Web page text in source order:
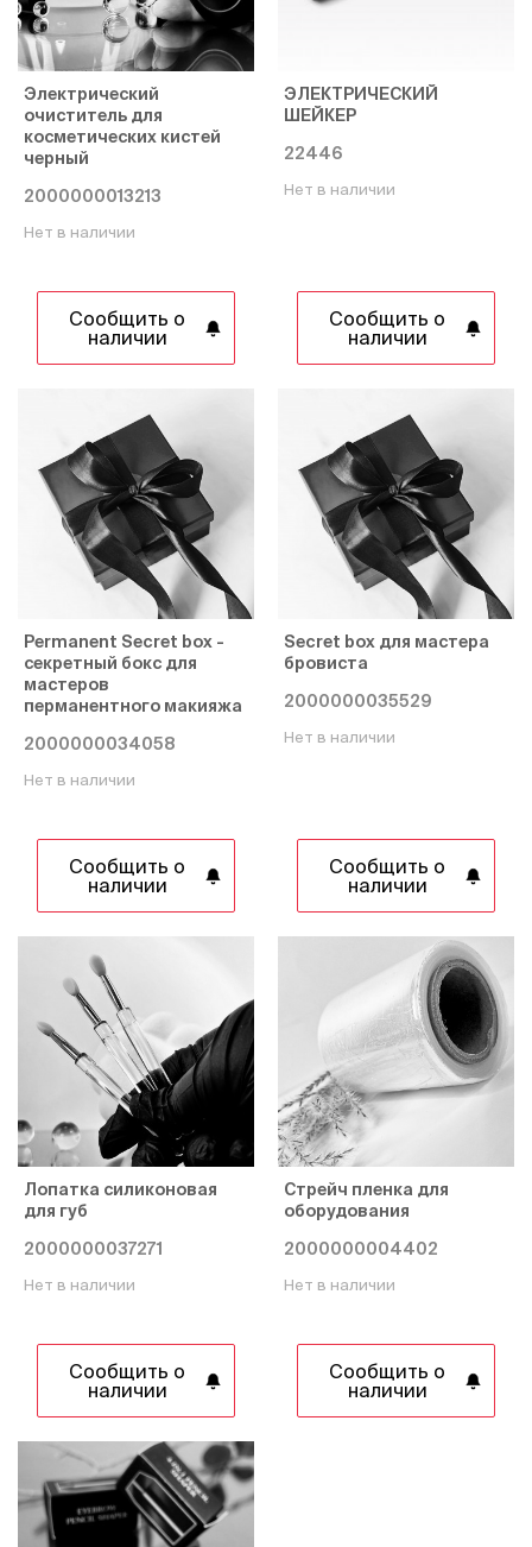
Электрический
очиститель для
косметических кистей
черный
2000000013213
Нет в наличии
Сообщить о
наличии
ЭЛЕКТРИЧЕСКИЙ
ШЕЙКЕР
22446
Нет в наличии
Сообщить о
наличии
Permanent Secret box -
секретный бокс для
мастеров
перманентного макияжа
2000000034058
Нет в наличии
Сообщить о
наличии
Secret box для мастера
бровиста
2000000035529
Нет в наличии
Сообщить о
наличии
Лопатка силиконовая
для губ
2000000037271
Нет в наличии
Сообщить о
наличии
Стрейч пленка для
оборудования
2000000004402
Нет в наличии
Сообщить о
наличии